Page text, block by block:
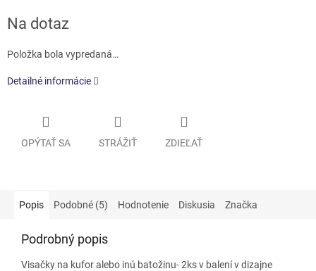
cena:
Na dotaz
Položka bola vypredaná…
Detailné informácie
OPÝTAŤ SA STRÁŽIŤ ZDIEĽAŤ
Popis Podobné (5) Hodnotenie Diskusia Značka
Podrobný popis
Visačky na kufor alebo inú batožinu- 2ks v balení v dizajne